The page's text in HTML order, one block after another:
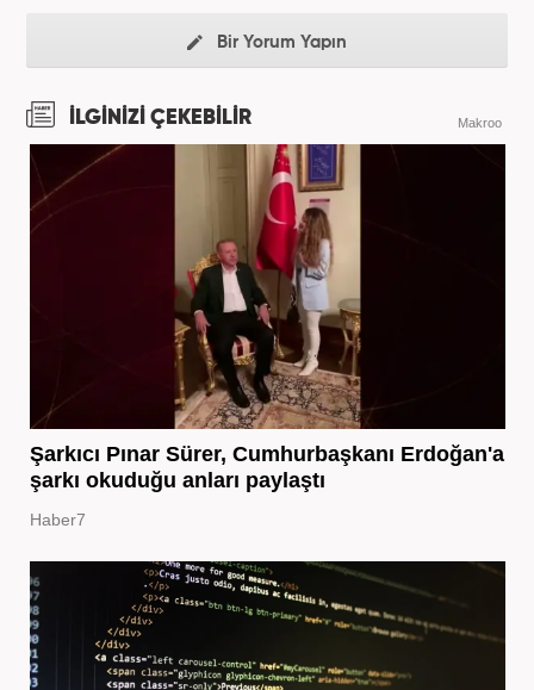
Bir Yorum Yapın
İLGİNİZİ ÇEKEBİLİR Makroo
Şarkıcı Pınar Sürer, Cumhurbaşkanı Erdoğan'a
şarkı okuduğu anları paylaştı
Haber7